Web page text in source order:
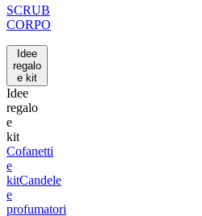
SCRUB
CORPO
Idee
regalo
e kit
Idee
regalo
e
kit
Cofanetti
e
kitCandele
e
profumatori